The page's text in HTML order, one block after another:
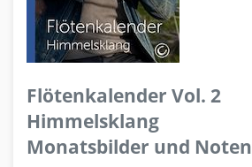
Flötenkalender Vol. 2
Himmelsklang
Monatsbilder und Noten